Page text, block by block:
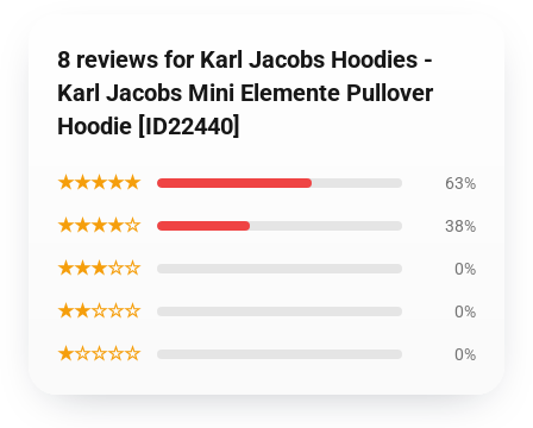
8 reviews for Karl Jacobs Hoodies -
Karl Jacobs Mini Elemente Pullover
Hoodie [ID22440]
★★★★★ 63%
★★★★☆ 38%
★★★☆☆ 0%
★★☆☆☆ 0%
★☆☆☆☆ 0%